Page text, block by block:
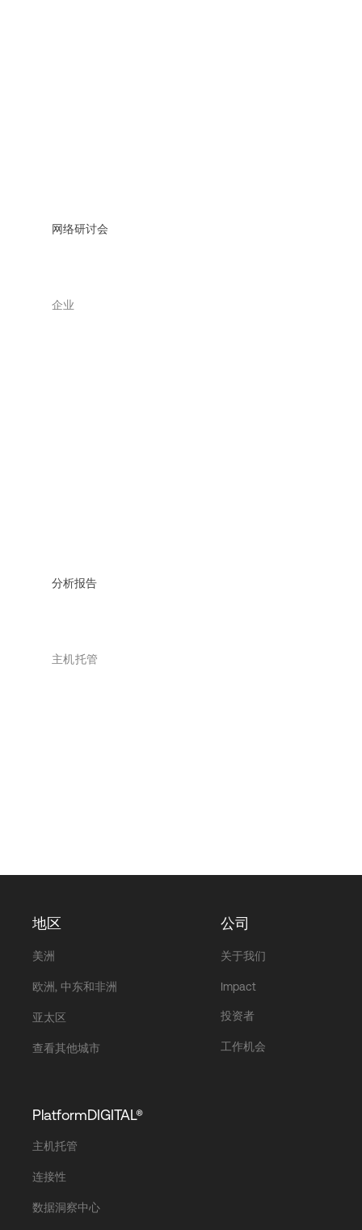
网络研讨会
企业
分析报告
主机托管
地区
美洲
欧洲, 中东和非洲
亚太区
查看其他城市
公司
关于我们
Impact
投资者
工作机会
PlatformDIGITAL®
主机托管
连接性
数据洞察中心